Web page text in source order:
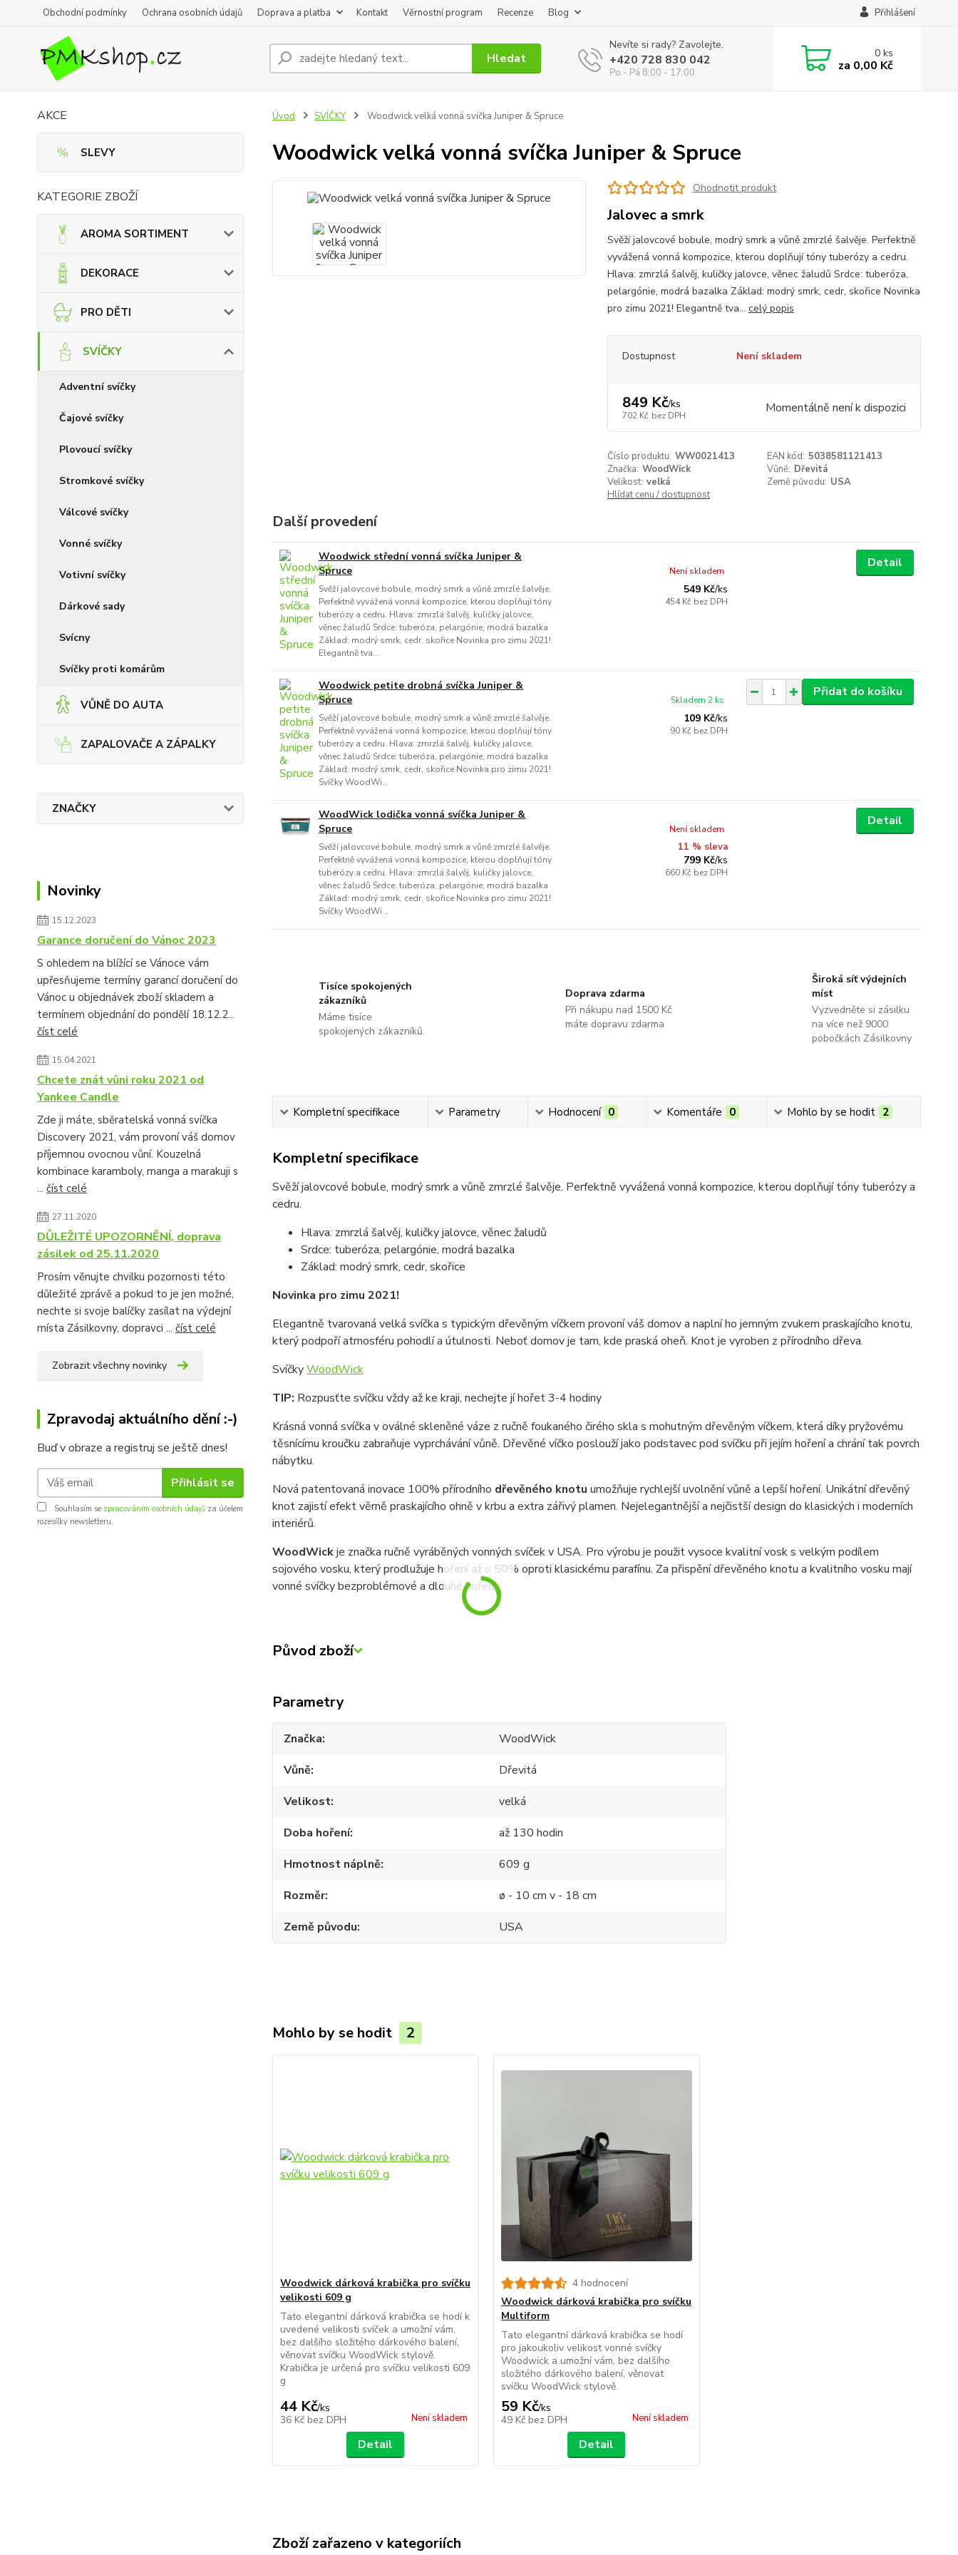
Obchodní podmínky Ochrana osobních údajů Doprava a platba Kontakt Věrnostní program Recenze Blog Přihlášení
Hledat
Nevíte si rady? Zavolejte.
+420 728 830 042
Po - Pá 8:00 - 17:00
0ks
za 0,00 Kč
AKCE
SLEVY
KATEGORIE ZBOŽÍ
AROMA SORTIMENT
DEKORACE
PRO DĚTI
SVÍČKY
Adventní svíčky
Čajové svíčky
Plovoucí svíčky
Stromkové svíčky
Válcové svíčky
Vonné svíčky
Votivní svíčky
Dárkové sady
Svícny
Svíčky proti komárům
VŮNĚ DO AUTA
ZAPALOVAČE A ZÁPALKY
ZNAČKY
Novinky
15.12.2023
Garance doručení do Vánoc 2023
S ohledem na blížící se Vánoce vám
upřesňujeme termíny garancí doručení do
Vánoc u objednávek zboží skladem a
termínem objednání do pondělí 18.12.2...
číst celé
15.04.2021
Chcete znát vůni roku 2021 od
Yankee Candle
Zde ji máte, sběratelská vonná svíčka
Discovery 2021, vám provoní váš domov
příjemnou ovocnou vůní. Kouzelná
kombinace karamboly, manga a marakuji s
... číst celé
27.11.2020
DŮLEŽITÉ UPOZORNĚNÍ, doprava
zásilek od 25.11.2020
Prosím věnujte chvilku pozornosti této
důležité zprávě a pokud to je jen možné,
nechte si svoje balíčky zasílat na výdejní
místa Zásilkovny, dopravci ... číst celé
Zobrazit všechny novinky
Zpravodaj aktuálního dění :-)
Buď v obraze a registruj se ještě dnes!
Přihlásit se
Souhlasím se zpracováním osobních údajů za účelem
rozesílky newsletteru.
Úvod SVÍČKY Woodwick velká vonná svíčka Juniper & Spruce
Woodwick velká vonná svíčka Juniper & Spruce
Ohodnotit produkt
Jalovec a smrk
Svěží jalovcové bobule, modrý smrk a vůně zmrzlé šalvěje. Perfektně
vyvážená vonná kompozice, kterou doplňují tóny tuberózy a cedru.
Hlava: zmrzlá šalvěj, kuličky jalovce, věnec žaludů Srdce: tuberóza,
pelargónie, modrá bazalka Základ: modrý smrk, cedr, skořice Novinka
pro zimu 2021! Elegantně tva... celý popis
Dostupnost Není skladem
849 Kč/ks
702 Kč bez DPH Momentálně není k dispozici
Číslo produktu: WW0021413 EAN kód: 5038581121413
Značka: WoodWick Vůně: Dřevitá
Velikost: velká Země původu: USA
Hlídat cenu / dostupnost
Další provedení
Woodwick střední vonná svíčka Juniper &
Spruce
Svěží jalovcové bobule, modrý smrk a vůně zmrzlé šalvěje.
Perfektně vyvážená vonná kompozice, kterou doplňují tóny
tuberózy a cedru. Hlava: zmrzlá šalvěj, kuličky jalovce,
věnec žaludů Srdce: tuberóza, pelargónie, modrá bazalka
Základ: modrý smrk, cedr, skořice Novinka pro zimu 2021!
Elegantně tva...
549 Kč/ks
454 Kč bez DPH
Není skladem
Detail
Woodwick petite drobná svíčka Juniper &
Spruce
Svěží jalovcové bobule, modrý smrk a vůně zmrzlé šalvěje.
Perfektně vyvážená vonná kompozice, kterou doplňují tóny
tuberózy a cedru. Hlava: zmrzlá šalvěj, kuličky jalovce,
věnec žaludů Srdce: tuberóza, pelargónie, modrá bazalka
Základ: modrý smrk, cedr, skořice Novinka pro zimu 2021!
Svíčky WoodWi...
109 Kč/ks
90 Kč bez DPH
Skladem 2 ks
Přidat do košíku
WoodWick lodička vonná svíčka Juniper &
Spruce
Svěží jalovcové bobule, modrý smrk a vůně zmrzlé šalvěje.
Perfektně vyvážená vonná kompozice, kterou doplňují tóny
tuberózy a cedru. Hlava: zmrzlá šalvěj, kuličky jalovce,
věnec žaludů Srdce: tuberóza, pelargónie, modrá bazalka
Základ: modrý smrk, cedr, skořice Novinka pro zimu 2021!
Svíčky WoodWi...
11 % sleva
799 Kč/ks
660 Kč bez DPH
Není skladem
Detail
Tisíce spokojených
zákazníků
Máme tisíce
spokojených zákazníků.
Doprava zdarma
Při nákupu nad 1500 Kč
máte dopravu zdarma
Široká síť výdejních
míst
Vyzvedněte si zásilku
na více než 9000
pobočkách Zásilkovny
Kompletní specifikace Parametry Hodnocení 0 Komentáře 0 Mohlo by se hodit 2
Kompletní specifikace
Svěží jalovcové bobule, modrý smrk a vůně zmrzlé šalvěje. Perfektně vyvážená vonná kompozice, kterou doplňují tóny tuberózy a
cedru.
Hlava: zmrzlá šalvěj, kuličky jalovce, věnec žaludů
Srdce: tuberóza, pelargónie, modrá bazalka
Základ: modrý smrk, cedr, skořice
Novinka pro zimu 2021!
Elegantně tvarovaná velká svíčka s typickým dřevěným víčkem provoní váš domov a naplní ho jemným zvukem praskajícího knotu,
který podpoří atmosféru pohodlí a útulnosti. Neboť domov je tam, kde praská oheň. Knot je vyroben z přírodního dřeva.
SvíčkyWoodWick
TIP: Rozpusťte svíčku vždy až ke kraji, nechejte jí hořet 3-4 hodiny
Krásná vonná svíčka v oválné skleněné váze z ručně foukaného čirého skla s mohutným dřevěným víčkem, která díky pryžovému
těsnícímu kroučku zabraňuje vyprchávání vůně. Dřevěné víčko poslouží jako podstavec pod svíčku při jejím hoření a chrání tak povrch
nábytku.
Nová patentovaná inovace 100% přírodního dřevěného knotu umožňuje rychlejší uvolnění vůně a lepší hoření. Unikátní dřevěný
knot zajistí efekt věrně praskajícího ohně v krbu a extra zářivý plamen. Nejelegantnější a nejčistší design do klasických i moderních
interiérů.
WoodWickje značka ručně vyráběných vonných svíček v USA. Pro výrobu je použit vysoce kvalitní vosk s velkým podílem
sojového vosku, který prodlužuje hoření až o 50% oproti klasickému parafínu. Za přispění dřevěného knotu a kvalitního vosku mají
vonné svíčky bezproblémové a dlouhé hoření.
Původ zboží
Parametry
Značka
WoodWick
Vůně
Dřevitá
Velikost
velká
Doba hoření
až 130 hodin
Hmotnost náplně
609 g
Rozměr
ø - 10 cm v - 18 cm
Země původu
USA
Mohlo by se hodit 2
Woodwick dárková krabička pro svíčku
velikosti 609 g
Tato elegantní dárková krabička se hodí k
uvedené velikosti svíček a umožní vám,
bez dalšího složitého dárkového balení,
věnovat svíčku WoodWick stylově.
Krabička je určená pro svíčku velikosti 609
g
44 Kč/ks
36 Kč bez DPH Není skladem
Detail
4 hodnocení
Woodwick dárková krabička pro svíčku
Multiform
Tato elegantní dárková krabička se hodí
pro jakoukoliv velikost vonné svíčky
Woodwick a umožní vám, bez dalšího
složitého dárkového balení, věnovat
svíčku WoodWick stylově.
59 Kč/ks
49 Kč bez DPH Není skladem
Detail
Zboží zařazeno v kategoriích